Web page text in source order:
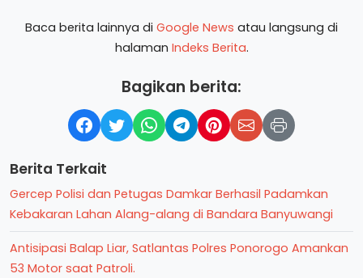
Baca berita lainnya di Google News atau langsung di
halaman Indeks Berita.
Bagikan berita:
Berita Terkait
Gercep Polisi dan Petugas Damkar Berhasil Padamkan
Kebakaran Lahan Alang-alang di Bandara Banyuwangi
Antisipasi Balap Liar, Satlantas Polres Ponorogo Amankan
53 Motor saat Patroli.